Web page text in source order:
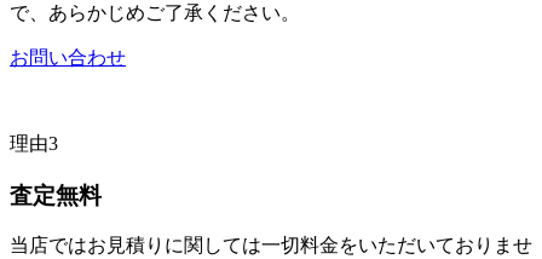
で、あらかじめご了承ください。
お問い合わせ
理由3
査定無料
当店ではお見積りに関しては一切料金をいただいておりませ